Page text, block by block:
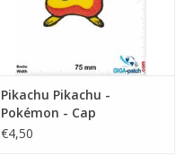
Pikachu Pikachu -
Pokémon - Cap
€4,50